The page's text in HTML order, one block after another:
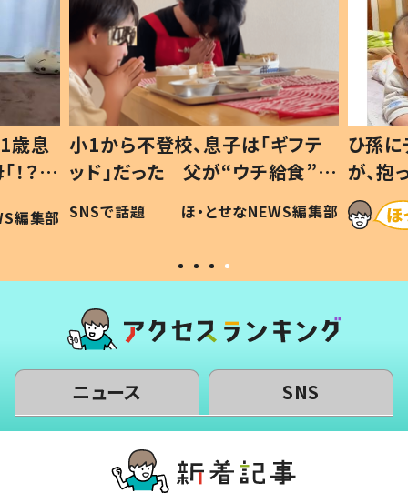
歳息
？」
編集部
小1から不登校、息子は「ギフテ
ッド」だった 父が“ウチ給食”を
作り続ける理由とは #令和の親
#令和の子
SNSで話題 ほ・とせなNEWS編集部
ひ孫
が、
「涙が
い」
ニュース SNS